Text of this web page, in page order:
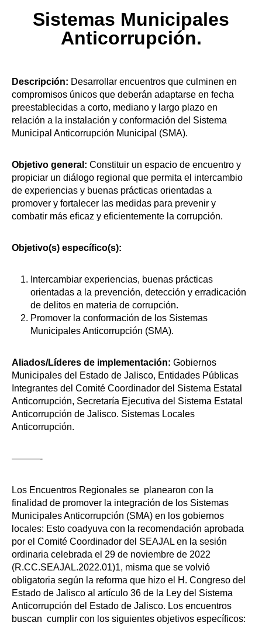
Sistemas Municipales
Anticorrupción.
Descripción: Desarrollar encuentros que culminen en
compromisos únicos que deberán adaptarse en fecha
preestablecidas a corto, mediano y largo plazo en
relación a la instalación y conformación del Sistema
Municipal Anticorrupción Municipal (SMA).
Objetivo general: Constituir un espacio de encuentro y
propiciar un diálogo regional que permita el intercambio
de experiencias y buenas prácticas orientadas a
promover y fortalecer las medidas para prevenir y
combatir más eficaz y eficientemente la corrupción.
Objetivo(s) específico(s):
Intercambiar experiencias, buenas prácticas
orientadas a la prevención, detección y erradicación
de delitos en materia de corrupción.
Promover la conformación de los Sistemas
Municipales Anticorrupción (SMA).
Aliados/Líderes de implementación: Gobiernos
Municipales del Estado de Jalisco, Entidades Públicas
Integrantes del Comité Coordinador del Sistema Estatal
Anticorrupción, Secretaría Ejecutiva del Sistema Estatal
Anticorrupción de Jalisco. Sistemas Locales
Anticorrupción.
———-
Los Encuentros Regionales se planearon con la
finalidad de promover la integración de los Sistemas
Municipales Anticorrupción (SMA) en los gobiernos
locales: Esto coadyuva con la recomendación aprobada
por el Comité Coordinador del SEAJAL en la sesión
ordinaria celebrada el 29 de noviembre de 2022
(R.CC.SEAJAL.2022.01)1, misma que se volvió
obligatoria según la reforma que hizo el H. Congreso del
Estado de Jalisco al artículo 36 de la Ley del Sistema
Anticorrupción del Estado de Jalisco. Los encuentros
buscan cumplir con los siguientes objetivos específicos: